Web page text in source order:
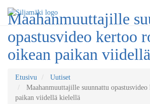
Maahanmuuttajille
opastusvideo kertoo
oikean paikan
Etusivu
Uutiset
Maahanmuuttajille suunnattu
paikan viidellä kielellä